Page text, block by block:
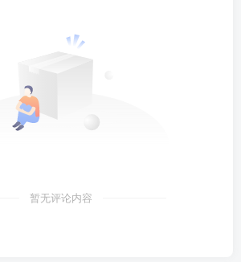
暂无评论内容